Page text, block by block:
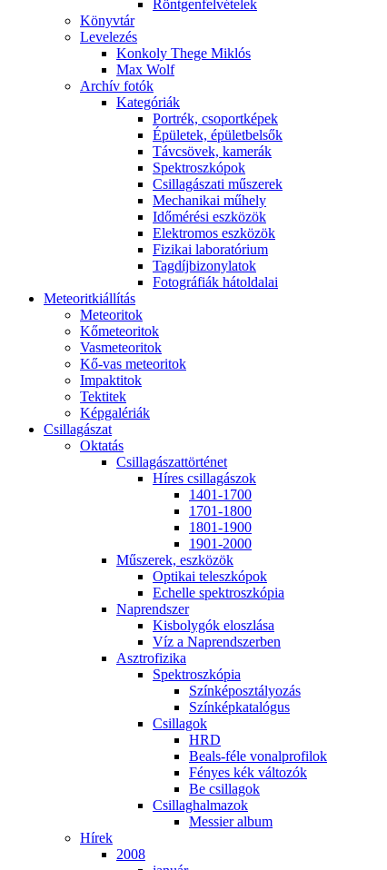
Rönt­gen­fel­vé­te­lek
Könyv­tár
Le­ve­le­zés
Kon­koly The­ge Mik­lós
Max Wolf
Ar­chív fo­tók
Ka­te­gó­ri­ák
Port­rék, cso­port­ké­pek
Épü­le­tek, épü­let­bel­sők
Táv­csö­vek, ka­me­rák
Spekt­rosz­kó­pok
Csil­la­gá­sza­ti mű­sze­rek
Me­cha­ni­kai mű­hely
Idő­mé­ré­si esz­kö­zök
Elekt­ro­mos esz­kö­zök
Fi­zi­kai la­bo­ra­tó­ri­um
Tag­díj­bi­zony­la­tok
Fo­tog­rá­fi­ák hát­ol­da­lai
Me­te­o­rit­ki­ál­lí­tás
Me­te­o­ri­tok
Kő­me­te­o­ri­tok
Vas­me­te­o­ri­tok
Kő-vas me­te­o­ri­tok
Imp­ak­ti­tok
Tek­ti­tek
Kép­ga­lé­ri­ák
Csil­la­gá­szat
Ok­ta­tás
Csil­la­gá­szat­tör­té­net
Hí­res csil­la­gá­szok
1401-1700
1701-1800
1801-1900
1901-2000
Mű­sze­rek, esz­kö­zök
Op­ti­kai te­lesz­kó­pok
Echel­le spekt­rosz­kó­pia
Nap­rend­szer
Kis­boly­gók el­osz­lá­sa
Víz a Nap­rend­szer­ben
Aszt­ro­fi­zi­ka
Spekt­rosz­kó­pia
Szín­kép­osz­tá­lyo­zás
Szín­kép­ka­ta­ló­gus
Csil­la­gok
HRD
Be­als-fé­le vo­nal­pro­fi­lok
Fé­nyes kék vál­to­zók
Be csil­la­gok
Csil­lag­hal­ma­zok
Mes­si­er al­bum
Hí­rek
2008